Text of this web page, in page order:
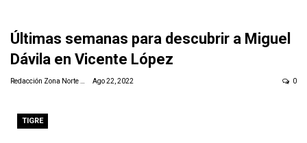
Últimas semanas para descubrir a Miguel
Dávila en Vicente López
Ago 22, 2022 0
TIGRE